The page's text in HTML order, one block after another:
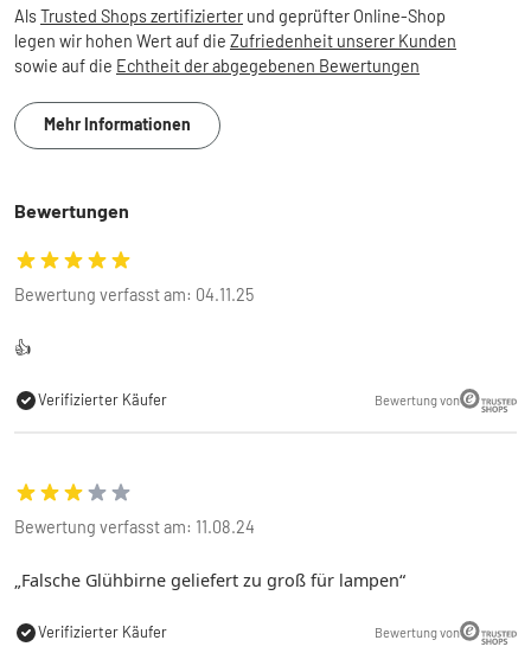
AlsTrusted Shops zertifizierter und geprüfter Online-Shop
legen wir hohen Wert auf die Zufriedenheit unserer Kunden
sowie auf die Echtheit der abgegebenen Bewertungen
Mehr Informationen
Bewertungen
Bewertung verfasst am: 04.11.25
👍
Verifizierter Käufer Bewertung von
Bewertung verfasst am: 11.08.24
Falsche Glühbirne geliefert zu groß für lampen
Verifizierter Käufer Bewertung von